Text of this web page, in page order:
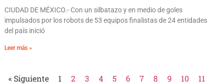
CIUDAD DE MÉXICO.- Con un silbatazo y en medio de goles
impulsados por los robots de 53 equipos finalistas de 24 entidades
del país inició
Leer más »
« Siguiente 1 2 3 4 5 6 7 8 9 10
11